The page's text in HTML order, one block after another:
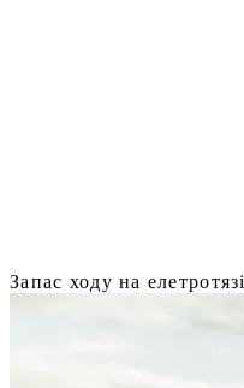
Запас ходу на елетротязі